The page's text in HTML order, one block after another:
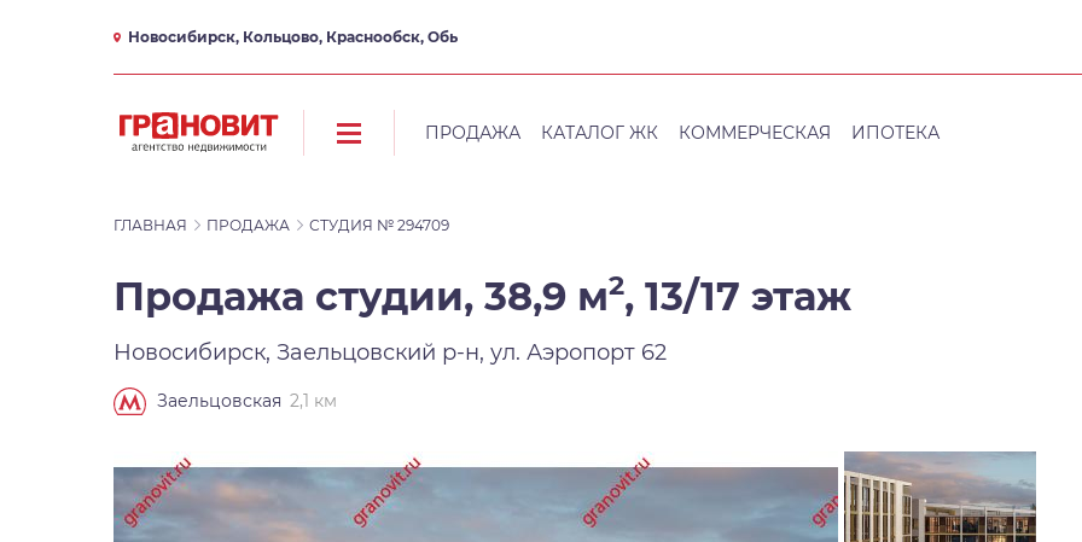
Новосибирск, Кольцово, Краснообск, Обь
ПРОДАЖА КАТАЛОГ ЖК КОММЕРЧЕСКАЯ ИПОТЕКА
ГЛАВНАЯ ПРОДАЖА СТУДИЯ № 294709
Продажа студии, 38,9 м2, 13/17 этаж
Новосибирск, Заельцовский р-н, ул. Аэропорт 62
Заельцовская 2,1 км